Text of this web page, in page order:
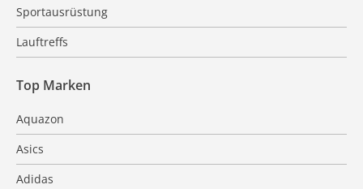
Sportausrüstung
Lauftreffs
Top Marken
Aquazon
Asics
Adidas